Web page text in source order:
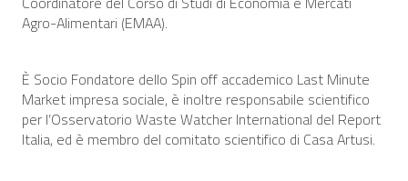
Agro-Alimentari (EMAA).
È Socio Fondatore dello Spin off accademico Last Minute
Marketimpresa sociale, è inoltre responsabile scientifico
per l’Osservatorio Waste Watcher International del Report
Italia, ed è membro del comitato scientifico di Casa Artusi.